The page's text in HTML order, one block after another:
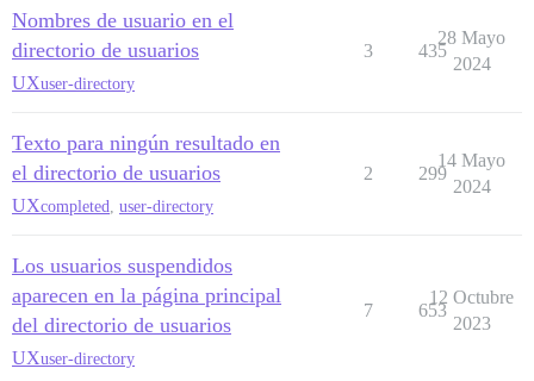
Nombres de usuario en el
directorio de usuarios
UXuser-directory
3 435
28 Mayo
2024
Texto para ningún resultado en
el directorio de usuarios
UXcompleted user-directory
2 299
14 Mayo
2024
Los usuarios suspendidos
aparecen en la página principal
del directorio de usuarios
UXuser-directory
7 653
12 Octubre
2023